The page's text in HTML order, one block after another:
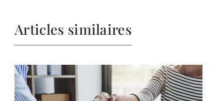
Articles similaires